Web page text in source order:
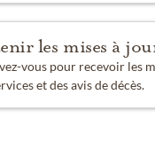
les mises à
vous pour recevoir les
et des avis de décès.